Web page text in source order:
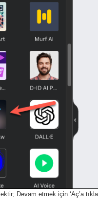
Devam etmek için ‘Aç’a